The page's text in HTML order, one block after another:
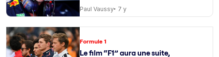
Paul Vaussy 7 y
Formule 1
Le film “F1” aura une suite,